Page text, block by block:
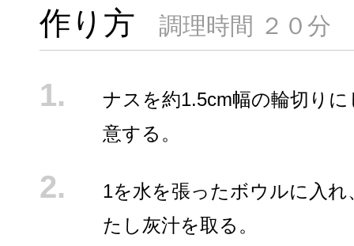
作り方 調理時間 ２０分
ナスを約1.5cm幅の輪切り
意する。
1を水を張ったボウルに入れ
たし灰汁を取る。